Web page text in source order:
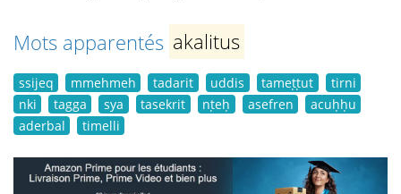
Mots apparentés akalitus
ssijeq mmehmeh tadarit uddis tameṭṭut
tirni
nki
tagga sya tasekrit nṭeḥ asefren
acuḥḥu
aderbal
timelli